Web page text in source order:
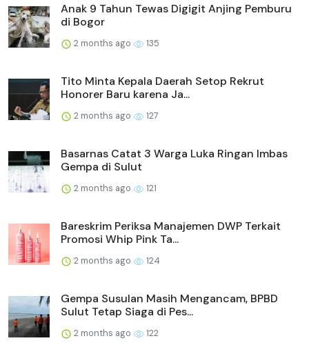
Anak 9 Tahun Tewas Digigit Anjing Pemburu
di Bogor
2 months ago 135
Tito Minta Kepala Daerah Setop Rekrut
Honorer Baru karena Ja...
2 months ago 127
Basarnas Catat 3 Warga Luka Ringan Imbas
Gempa di Sulut
2 months ago 121
Bareskrim Periksa Manajemen DWP Terkait
Promosi Whip Pink Ta...
2 months ago 124
Gempa Susulan Masih Mengancam, BPBD
Sulut Tetap Siaga di Pes...
2 months ago 122